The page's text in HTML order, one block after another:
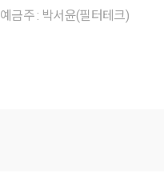
예금주 : 박서윤(필터테크)